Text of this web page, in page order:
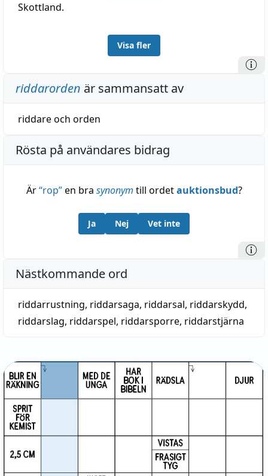
Skottland.
Visa fler
riddarorden är sammansatt av
riddareoch orden
Rösta på användares bidrag
Är“rop”en bra synonym till ordetauktionsbud?
Ja Nej Vet inte
Nästkommande ord
riddarrustning, riddarsaga, riddarsal, riddarskydd,
riddarslag, riddarspel, riddarsporre, riddarstjärna